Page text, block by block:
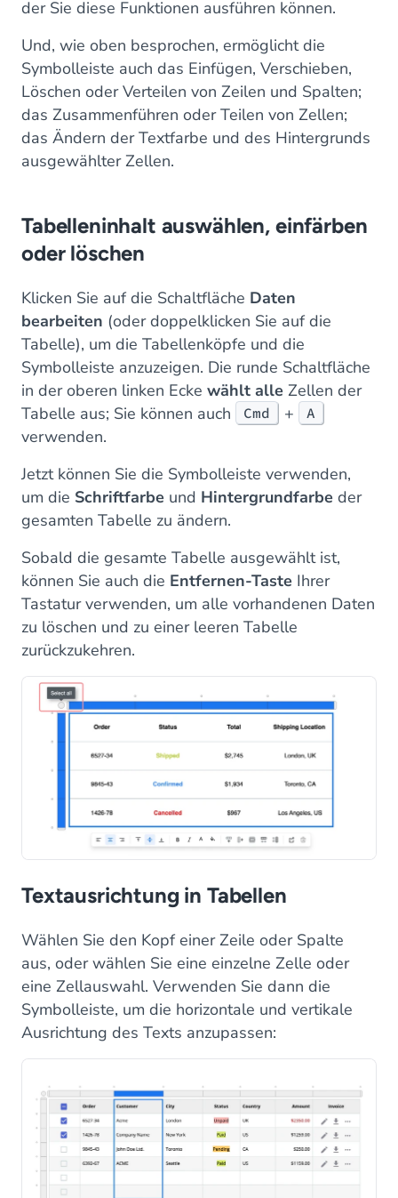
der Sie diese Funktionen ausführen können.
Und, wie oben besprochen, ermöglicht die
Symbolleiste auch das Einfügen, Verschieben,
Löschen oder Verteilen von Zeilen und Spalten;
das Zusammenführen oder Teilen von Zellen;
das Ändern der Textfarbe und des Hintergrunds
ausgewählter Zellen.
Tabelleninhalt auswählen, einfärben
oder löschen
Klicken Sie auf die Schaltfläche Daten
bearbeiten (oder doppelklicken Sie auf die
Tabelle), um die Tabellenköpfe und die
Symbolleiste anzuzeigen. Die runde Schaltfläche
in der oberen linken Ecke wählt alle Zellen der
Tabelle aus; Sie können auch
Cmd + A
verwenden.
Jetzt können Sie die Symbolleiste verwenden,
um die Schriftfarbe und Hintergrundfarbe der
gesamten Tabelle zu ändern.
Sobald die gesamte Tabelle ausgewählt ist,
können Sie auch die Entfernen-Taste Ihrer
Tastatur verwenden, um alle vorhandenen Daten
zu löschen und zu einer leeren Tabelle
zurückzukehren.
Textausrichtung in Tabellen
Wählen Sie den Kopf einer Zeile oder Spalte
aus, oder wählen Sie eine einzelne Zelle oder
eine Zellauswahl. Verwenden Sie dann die
Symbolleiste, um die horizontale und vertikale
Ausrichtung des Texts anzupassen: